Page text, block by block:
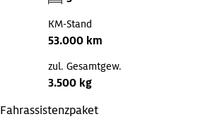
KM-Stand
53.000 km
zul. Gesamtgew.
3.500 kg
Fahrassistenzpaket